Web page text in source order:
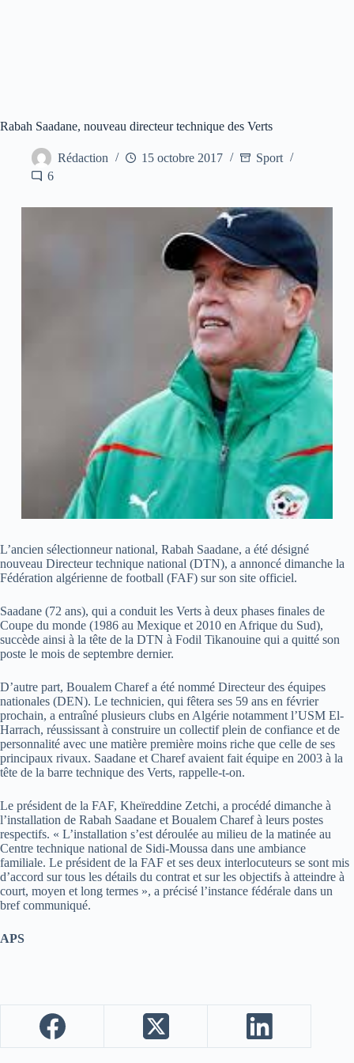
Rabah Saadane, nouveau directeur technique des Verts
Rédaction 15 octobre 2017
Sport
6
L’ancien sélectionneur national, Rabah Saadane, a été désigné
nouveau Directeur technique national (DTN), a annoncé dimanche la
Fédération algérienne de football (FAF) sur son site officiel.
Saadane (72 ans), qui a conduit les Verts à deux phases finales de
Coupe du monde (1986 au Mexique et 2010 en Afrique du Sud),
succède ainsi à la tête de la DTN à Fodil Tikanouine qui a quitté son
poste le mois de septembre dernier.
D’autre part, Boualem Charef a été nommé Directeur des équipes
nationales (DEN). Le technicien, qui fêtera ses 59 ans en février
prochain, a entraîné plusieurs clubs en Algérie notamment l’USM El-
Harrach, réussissant à construire un collectif plein de confiance et de
personnalité avec une matière première moins riche que celle de ses
principaux rivaux. Saadane et Charef avaient fait équipe en 2003 à la
tête de la barre technique des Verts, rappelle-t-on.
Le président de la FAF, Kheïreddine Zetchi, a procédé dimanche à
l’installation de Rabah Saadane et Boualem Charef à leurs postes
respectifs. « L’installation s’est déroulée au milieu de la matinée au
Centre technique national de Sidi-Moussa dans une ambiance
familiale. Le président de la FAF et ses deux interlocuteurs se sont mis
d’accord sur tous les détails du contrat et sur les objectifs à atteindre à
court, moyen et long termes », a précisé l’instance fédérale dans un
bref communiqué.
APS